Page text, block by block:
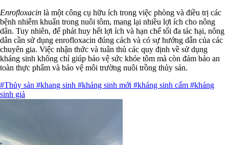
Enrofloxacin là một công cụ hữu ích trong việc phòng và điều trị các
bệnh nhiễm khuẩn trong nuôi tôm, mang lại nhiều lợi ích cho nông
dân. Tuy nhiên, để phát huy hết lợi ích và hạn chế tối đa tác hại, nông
dân cần sử dụng enrofloxacin đúng cách và có sự hướng dẫn của các
chuyên gia. Việc nhận thức và tuân thủ các quy định về sử dụng
kháng sinh không chỉ giúp bảo vệ sức khỏe tôm mà còn đảm bảo an
toàn thực phẩm và bảo vệ môi trường nuôi trồng thủy sản.
#Thủy sản #khang sinh #kháng sinh mới #kháng sinh cấm #kháng
sinh giả